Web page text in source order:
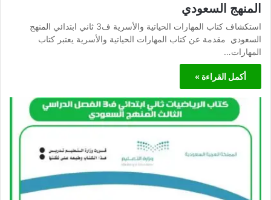
المنهج السعودي
استكشاف كتاب المهارات الحياتية والأسرية ف3 ثاني ابتدائي المنهج
السعودي مقدمة عن كتاب المهارات الحياتية والأسرية يعتبر كتاب
المهارات…
أكمل القراءة »